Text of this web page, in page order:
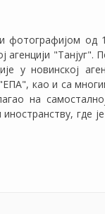
фотографијом од
агенцији "Танјуг".
у новинској
као и са
на
где